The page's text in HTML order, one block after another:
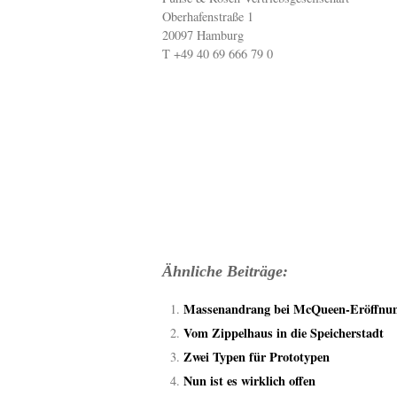
Oberhafenstraße 1
20097 Hamburg
T +49 40 69 666 79 0
Ähnliche Beiträge:
Massenandrang bei McQueen-
Vom Zippelhaus in die Speicherstadt
Zwei Typen für Prototypen
Nun ist es wirklich offen